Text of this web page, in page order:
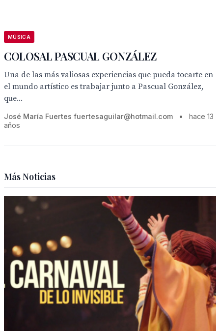
MÚSICA
COLOSAL PASCUAL GONZÁLEZ
Una de las más valiosas experiencias que pueda tocarte en
el mundo artístico es trabajar junto a Pascual González,
que...
José María Fuertes fuertesaguilar@hotmail.com •
hace 13
años
Más Noticias